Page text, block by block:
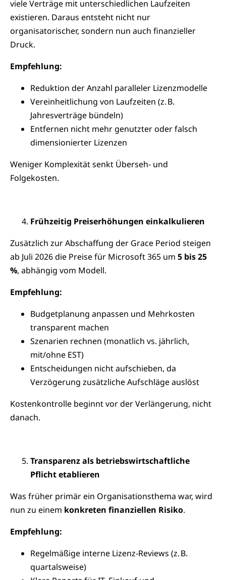
viele Verträge mit unterschiedlichen Laufzeiten
existieren. Daraus entsteht nicht nur
organisatorischer, sondern nun auch finanzieller
Druck.
Empfehlung:
Reduktion der Anzahl paralleler Lizenzmodelle
Vereinheitlichung von Laufzeiten (z. B.
Jahresverträge bündeln)
Entfernen nicht mehr genutzter oder falsch
dimensionierter Lizenzen
Weniger Komplexität senkt Überseh‑ und
Folgekosten.
Frühzeitig Preiserhöhungen einkalkulieren
Zusätzlich zur Abschaffung der Grace Period steigen
ab Juli 2026 die Preise für Microsoft 365 um 5 bis 25
%, abhängig vom Modell.
Empfehlung:
Budgetplanung anpassen und Mehrkosten
transparent machen
Szenarien rechnen (monatlich vs. jährlich,
mit/ohne EST)
Entscheidungen nicht aufschieben, da
Verzögerung zusätzliche Aufschläge auslöst
Kostenkontrolle beginnt vor der Verlängerung, nicht
danach.
Transparenz als betriebswirtschaftliche
Pflicht etablieren
Was früher primär ein Organisationsthema war, wird
nun zu einem konkreten finanziellen Risiko.
Empfehlung:
Regelmäßige interne Lizenz‑Reviews (z. B.
quartalsweise)